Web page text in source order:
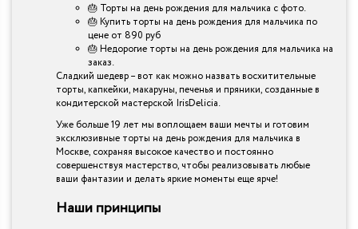
🎂 Торты на день рождения для мальчика с фото.
🎂 Купить торты на день рождения для мальчика по
цене от 890 руб
🎂 Недорогие торты на день рождения для мальчика на
заказ.
Сладкий шедевр – вот как можно назвать восхитительные
торты, капкейки, макаруны, печенья и пряники, созданные в
кондитерской мастерской IrisDelicia.
Уже больше 19 лет мы воплощаем ваши мечты и готовим
эксклюзивные торты на день рождения для мальчика в
Москве, сохраняя высокое качество и постоянно
совершенствуя мастерство, чтобы реализовывать любые
ваши фантазии и делать яркие моменты еще ярче!
Наши принципы